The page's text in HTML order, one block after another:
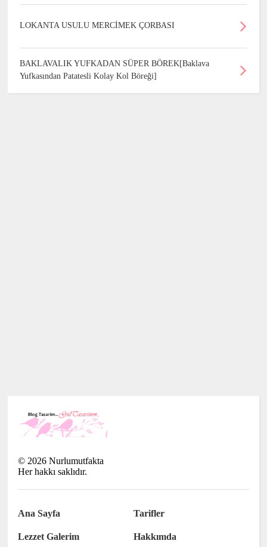
LOKANTA USULU MERCİMEK ÇORBASI
BAKLAVALIK YUFKADAN SÜPER BÖREK[Baklava
Yufkasından Patatesli Kolay Kol Böreği]
© 2026 Nurlumutfakta
Her hakkı saklıdır.
Ana Sayfa Tarifler
Lezzet Galerim Hakkımda